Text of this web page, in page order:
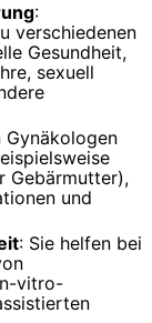
:
verschiedenen
Gesundheit,
sexuell
Gynäkologen
Gebärmutter),
und
: Sie helfen bei
vitro-